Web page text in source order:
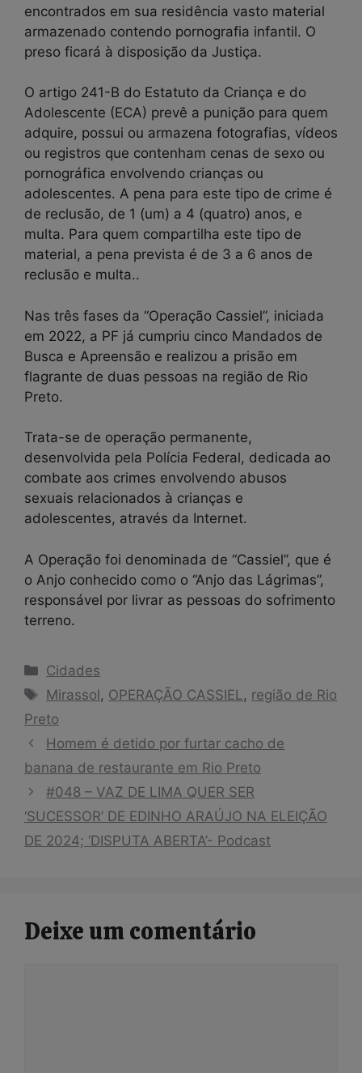
encontrados em sua residência vasto material
armazenado contendo pornografia infantil. O
preso ficará à disposição da Justiça.
O artigo 241-B do Estatuto da Criança e do
Adolescente (ECA) prevê a punição para quem
adquire, possui ou armazena fotografias, vídeos
ou registros que contenham cenas de sexo ou
pornográfica envolvendo crianças ou
adolescentes. A pena para este tipo de crime é
de reclusão, de 1 (um) a 4 (quatro) anos, e
multa. Para quem compartilha este tipo de
material, a pena prevista é de 3 a 6 anos de
reclusão e multa..
Nas três fases da “Operação Cassiel”, iniciada
em 2022, a PF já cumpriu cinco Mandados de
Busca e Apreensão e realizou a prisão em
flagrante de duas pessoas na região de Rio
Preto.
Trata-se de operação permanente,
desenvolvida pela Polícia Federal, dedicada ao
combate aos crimes envolvendo abusos
sexuais relacionados à crianças e
adolescentes, através da Internet.
A Operação foi denominada de “Cassiel”, que é
o Anjo conhecido como o “Anjo das Lágrimas”,
responsável por livrar as pessoas do sofrimento
terreno.
Categorias
Cidades
Tags
Mirassol, OPERAÇÃO CASSIEL , região de Rio
Preto
Homem é detido por furtar cacho de
banana de restaurante em Rio Preto
#048 – VAZ DE LIMA QUER SER
‘SUCESSOR’ DE EDINHO ARAÚJO NA ELEIÇÃO
DE 2024; ‘DISPUTA ABERTA’- Podcast
Deixe um comentário